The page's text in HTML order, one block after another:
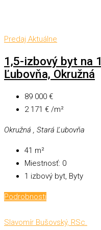
Predaj Aktuálne
1,5-izbový byt na
Ľubovňa, Okružná
89 000 €
2 171 € /m²
Okružná , Stará Ľubovňa
41 m²
Miestnosť: 0
1 izbový byt, Byty
Podrobnosti
Slavomír Bušovský, RSc.